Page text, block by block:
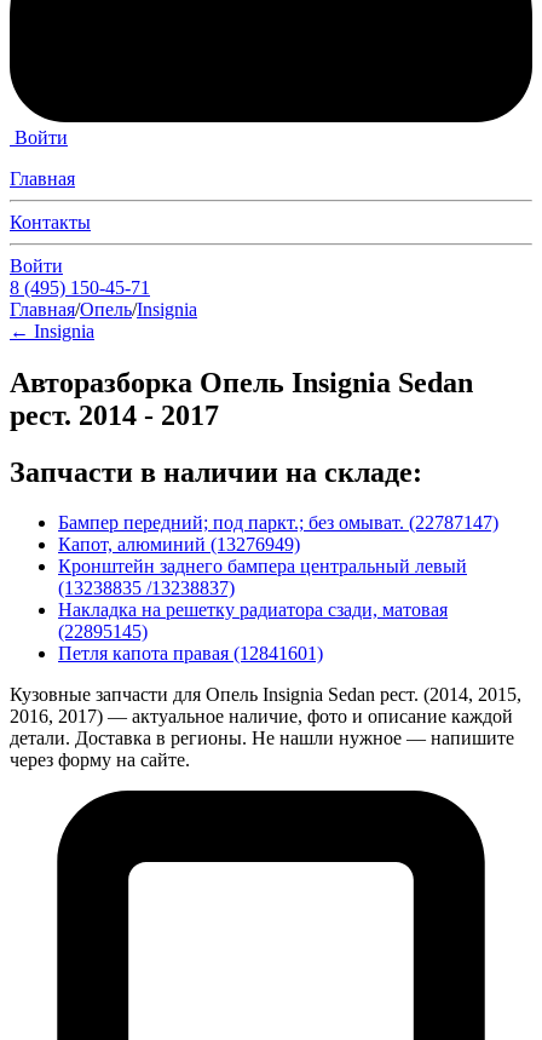
Войти
Главная
Контакты
Войти
8 (495) 150-45-71
Главная/Опель/Insignia
← Insignia
Авторазборка Опель Insignia Sedan
рест. 2014 - 2017
Запчасти в наличии на складе:
Бампер передний; под паркт.; без омыват. (22787147)
Капот, алюминий (13276949)
Кронштейн заднего бампера центральный левый
(13238835 /13238837)
Накладка на решетку радиатора сзади, матовая
(22895145)
Петля капота правая (12841601)
Кузовные запчасти для Опель Insignia Sedan рест. (2014, 2015,
2016, 2017) — актуальное наличие, фото и описание каждой
детали. Доставка в регионы. Не нашли нужное — напишите
через форму на сайте.